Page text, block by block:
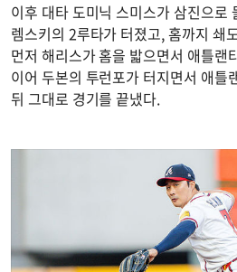
이후 대타 도미닉 스미스가 삼진으로
렘스키의 2루타가 터졌고, 홈까지 쇄
먼저 해리스가 홈을 밟으면서 애틀랜
이어 두본의 투런포가 터지면서 애틀
뒤 그대로 경기를 끝냈다.